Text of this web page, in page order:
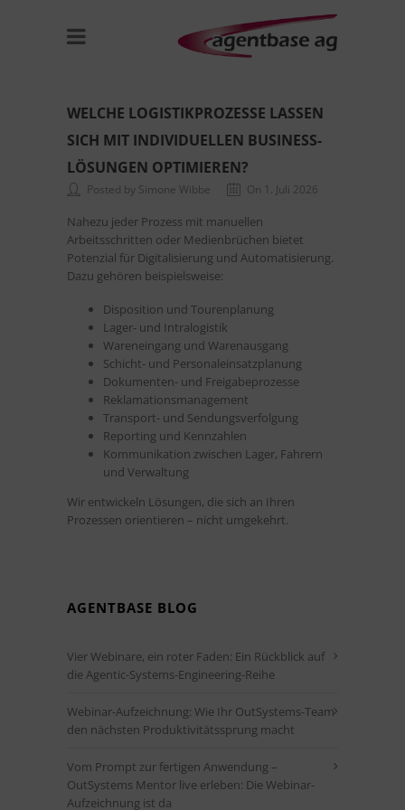
WELCHE LOGISTIKPROZESSE LASSEN
SICH MIT INDIVIDUELLEN BUSINESS-
LÖSUNGEN OPTIMIEREN?
Posted by Simone Wibbe On 1. Juli 2026
Nahezu jeder Prozess mit manuellen
Arbeitsschritten oder Medienbrüchen bietet
Potenzial für Digitalisierung und Automatisierung.
Dazu gehören beispielsweise:
Disposition und Tourenplanung
Lager- und Intralogistik
Wareneingang und Warenausgang
Schicht- und Personaleinsatzplanung
Dokumenten- und Freigabeprozesse
Reklamationsmanagement
Transport- und Sendungsverfolgung
Reporting und Kennzahlen
Kommunikation zwischen Lager, Fahrern
und Verwaltung
Wir entwickeln Lösungen, die sich an Ihren
Prozessen orientieren – nicht umgekehrt.
AGENTBASE BLOG
Vier Webinare, ein roter Faden: Ein Rückblick auf
die Agentic-Systems-Engineering-Reihe
Webinar-Aufzeichnung: Wie Ihr OutSystems-Team
den nächsten Produktivitätssprung macht
Vom Prompt zur fertigen Anwendung –
OutSystems Mentor live erleben: Die Webinar-
Aufzeichnung ist da